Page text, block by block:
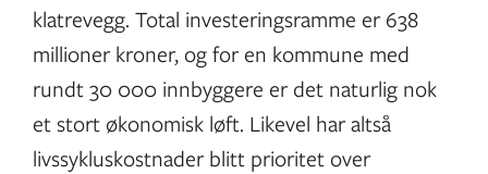
klatrevegg. Total investeringsramme er 638
millioner kroner, og for en kommune med
rundt 30 000 innbyggere er det naturlig nok
et stort økonomisk løft. Likevel har altså
livssykluskostnader blitt prioritet over